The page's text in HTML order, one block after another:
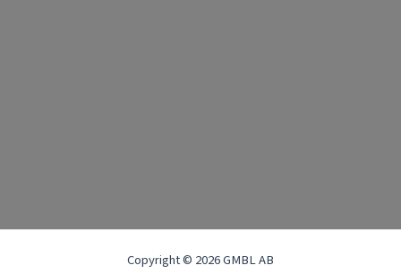
Copyright © 2026 GMBL AB